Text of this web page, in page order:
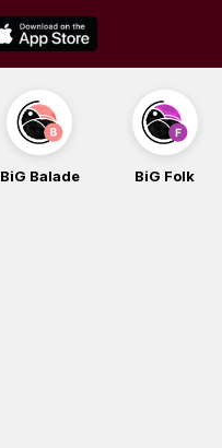
BiG Balade BiG Folk